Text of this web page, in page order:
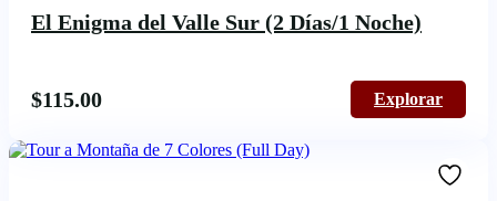
El Enigma del Valle Sur (2 Días/1 Noche)
$115.00 Explorar